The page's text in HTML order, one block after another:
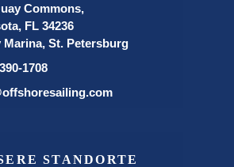
Commons,
FL 34236
Marina, St. Petersburg
1708
STANDORTE